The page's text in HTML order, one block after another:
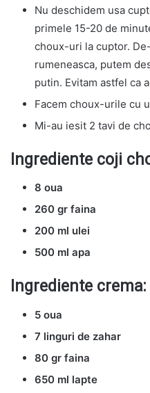
Nu deschidem usa
primele 15-20 de
choux-uri la cuptor.
rumeneasca, putem
putin. Evitam astfel ca
Facem choux-urile cu
Mi-au iesit 2 tavi de
Ingrediente coji
8 oua
260 gr faina
200 ml ulei
500 ml apa
Ingrediente crema:
5 oua
7 linguri de zahar
80 gr faina
650 ml lapte